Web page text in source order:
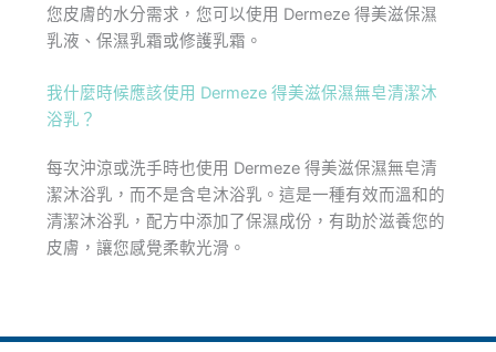
您皮膚的水分需求，您可以使用 Dermeze 得美滋保濕
乳液、保濕乳霜或修護乳霜。
我什麼時候應該使用 Dermeze 得美滋保濕無皂清潔沐
浴乳？
每次沖涼或洗手時也使用 Dermeze 得美滋保濕無皂清
潔沐浴乳，而不是含皂沐浴乳。這是一種有效而溫和的
清潔沐浴乳，配方中添加了保濕成份，有助於滋養您的
皮膚，讓您感覺柔軟光滑。